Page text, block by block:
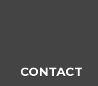
CONTACT